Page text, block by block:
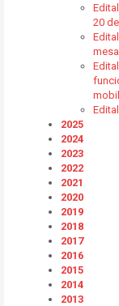
20
2025
2024
2023
2022
2021
2020
2019
2018
2017
2016
2015
2014
2013